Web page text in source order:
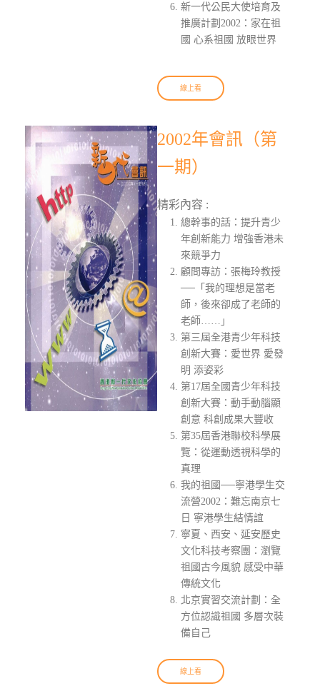
新一代公民大使培育及
推廣計劃2002：家在祖
國 心系祖國 放眼世界
線上看
2002年會訊（第
一期）
精彩內容 :
總幹事的話：提升青少
年創新能力 增強香港未
來競爭力
顧問專訪：張梅玲教授
──「我的理想是當老
師，後來卻成了老師的
老師……」
第三屆全港青少年科技
創新大賽：愛世界 愛發
明 添姿彩
第17屆全國青少年科技
創新大賽：動手動腦顯
創意 科創成果大豐收
第35屆香港聯校科學展
覽：從運動透視科學的
真理
我的祖國──寧港學生交
流營2002：難忘南京七
日 寧港學生結情誼
寧夏、西安、延安歷史
文化科技考察團：瀏覽
祖國古今風貌 感受中華
傳統文化
北京實習交流計劃：全
方位認識祖國 多層次裝
備自己
線上看